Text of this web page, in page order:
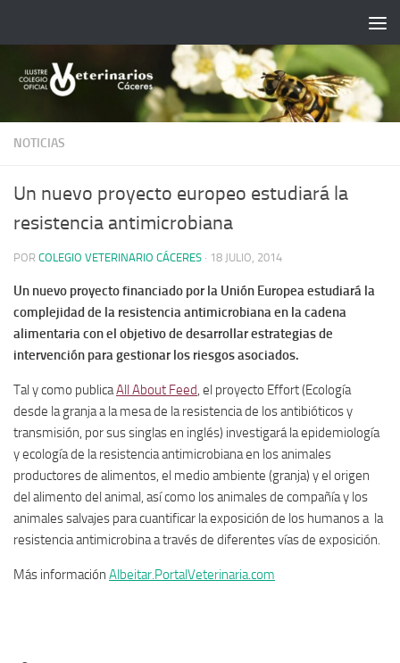
NOTICIAS
Un nuevo proyecto europeo estudiará la
resistencia antimicrobiana
POR COLEGIO VETERINARIO CÁCERES · 18 JULIO, 2014
Un nuevo proyecto financiado por la Unión Europea estudiará la
complejidad de la resistencia antimicrobiana en la cadena
alimentaria con el objetivo de desarrollar estrategias de
intervención para gestionar los riesgos asociados.
Tal y como publicaAll About Feed, el proyecto Effort (Ecología
desde la granja a la mesa de la resistencia de los antibióticos y
transmisión, por sus singlas en inglés) investigará la epidemiología
y ecología de la resistencia antimicrobiana en los animales
productores de alimentos, el medio ambiente (granja) y el origen
del alimento del animal, así como los animales de compañía y los
animales salvajes para cuantificar la exposición de los humanos a la
resistencia antimicrobina a través de diferentes vías de exposición.
Más información Albeitar.PortalVeterinaria.com